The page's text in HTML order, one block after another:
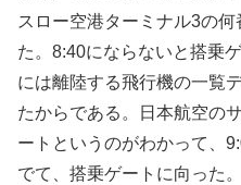
スロー空港ターミナル3の
た。8:40にならないと搭乗
には離陸する飛行機の一覧
たからである。日本航空の
ートというのがわかって、
でて、搭乗ゲートに向った。